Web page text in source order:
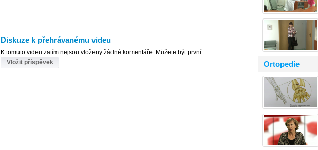
Diskuze k přehrávanému videu
K tomuto videu zatím nejsou vloženy žádné komentáře. Můžete být první.
Vložit příspěvek
Ortopedie